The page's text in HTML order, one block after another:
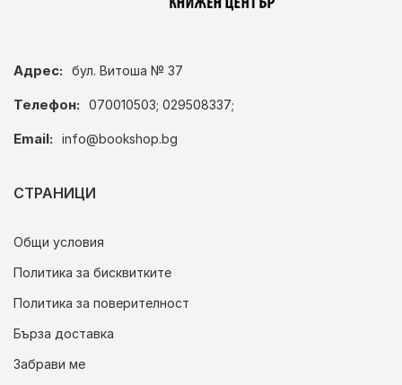
Адрес: бул. Витоша № 37
Телефон: 070010503; 029508337;
Email: info@bookshop.bg
СТРАНИЦИ
Общи условия
Политика за бисквитките
Политика за поверителност
Бърза доставка
Забрави ме